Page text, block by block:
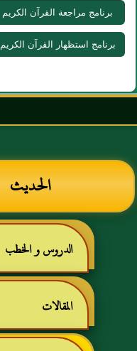
برنامج مراجعة القرآن الكريم
برنامج استظهار القرآن الكريم
الحديث
الدروس و الخطب
المقالات